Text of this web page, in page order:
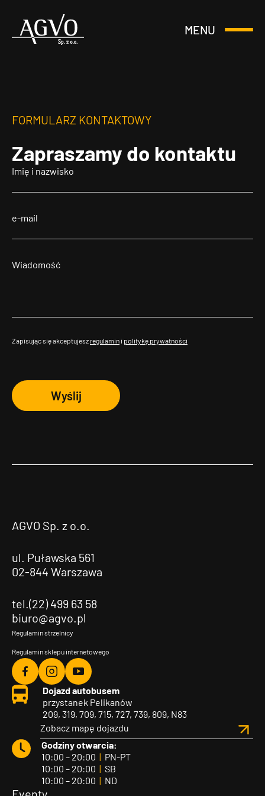
Header
MENU
Otwórz
FORMULARZ KONTAKTOWY
Zapraszamy do kontaktu
Zapisując się akceptujesz regulamin i politykę prywatności
Wyślij
AGVO Sp. z o.o.
ul. Puławska 561
02-844 Warszawa
tel.(22) 499 63 58
biuro@agvo.pl
Regulamin strzelnicy
Regulamin sklepu internetowego
Agvo
Facebook
Agvo
Instagram
Agvo
YouTube
Dojazd autobusem
przystanek Pelikanów
209, 319, 709, 715, 727, 739, 809, N83
Zobacz mapę dojazdu
Godziny otwarcia:
10:00 – 20:00 | PN-PT
10:00 – 20:00 | SB
10:00 – 20:00 | ND